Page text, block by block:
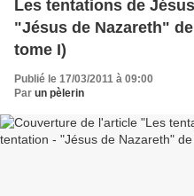
Les tentations de
"Jésus de Nazareth"
tome I)
Publié le 17/03/2011 à 09:00
Par un pèlerin